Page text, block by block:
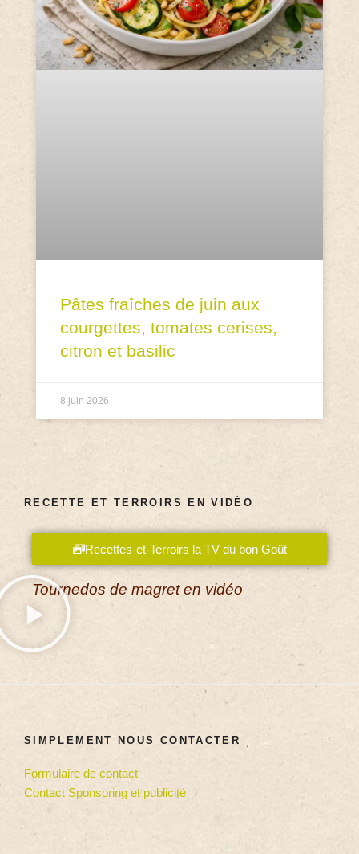
Pâtes fraîches de juin aux
courgettes, tomates cerises,
citron et basilic
8 juin 2026
RECETTE ET TERROIRS EN VIDÉO
Recettes-et-Terroirs la TV du bon Goût
Tournedos de magret en vidéo
SIMPLEMENT NOUS CONTACTER
Formulaire de contact
Contact Sponsoring et publicité